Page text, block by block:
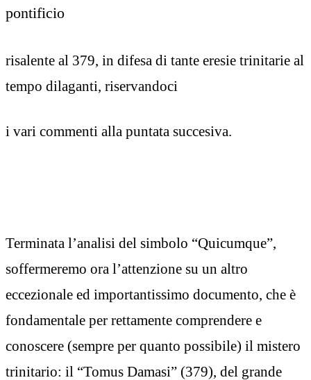
pontificio
risalente al 379, in difesa di tante eresie trinitarie al
tempo dilaganti, riservandoci
i vari commenti alla puntata succesiva.
Terminata l’analisi del simbolo “Quicumque”,
soffermeremo ora l’attenzione su un altro
eccezionale ed importantissimo documento, che è
fondamentale per rettamente comprendere e
conoscere (sempre per quanto possibile) il mistero
trinitario: il “Tomus Damasi” (379), del grande